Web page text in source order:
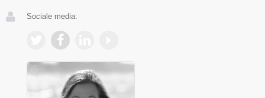
Sociale media: